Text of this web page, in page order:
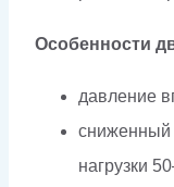
Особенности
давление
сниженный
нагрузки